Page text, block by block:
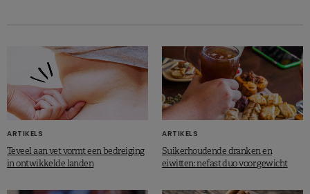
ARTIKELS
Teveel aan vet vormt een bedreiging
in ontwikkelde landen
ARTIKELS
Suikerhoudende dranken en
eiwitten: nefast duo voor gewicht